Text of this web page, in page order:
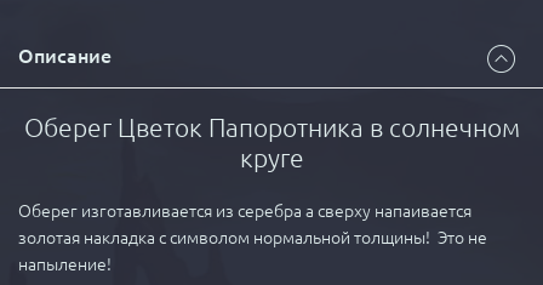
Описание
Оберег Цветок Папоротника в солнечном
круге
Оберег изготавливается из серебра а сверху напаивается
золотая накладка с символом нормальной толщины! Это не
напыление!